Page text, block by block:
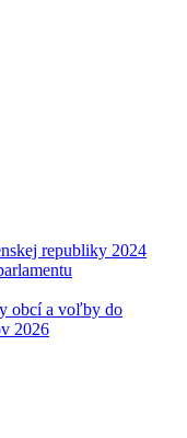
republiky 2024
obcí a voľby do
2026